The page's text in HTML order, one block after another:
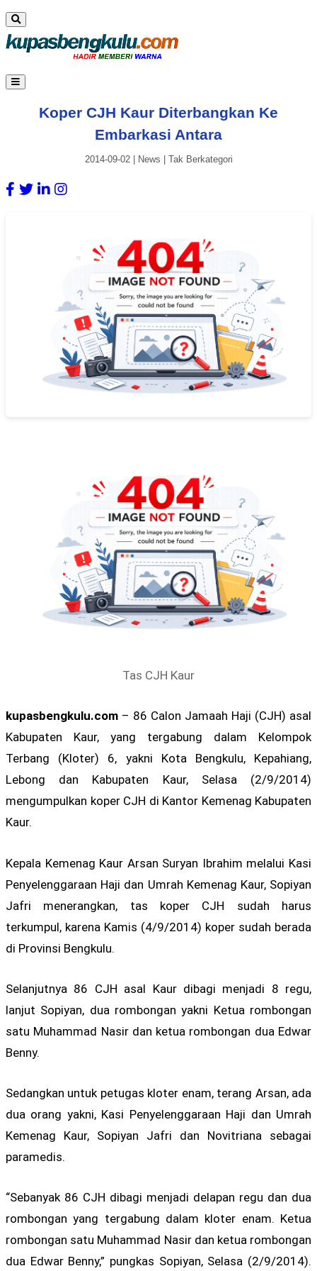
Koper CJH Kaur Diterbangkan Ke
Embarkasi Antara
2014-09-02| News Tak Berkategori
Tas CJH Kaur
kupasbengkulu.com – 86 Calon Jamaah Haji (CJH) asal
Kabupaten Kaur, yang tergabung dalam Kelompok
Terbang (Kloter) 6, yakni Kota Bengkulu, Kepahiang,
Lebong dan Kabupaten Kaur, Selasa (2/9/2014)
mengumpulkan koper CJH di Kantor Kemenag Kabupaten
Kaur.
Kepala Kemenag Kaur Arsan Suryan Ibrahim melalui Kasi
Penyelenggaraan Haji dan Umrah Kemenag Kaur, Sopiyan
Jafri menerangkan, tas koper CJH sudah harus
terkumpul, karena Kamis (4/9/2014) koper sudah berada
di Provinsi Bengkulu.
Selanjutnya 86 CJH asal Kaur dibagi menjadi 8 regu,
lanjut Sopiyan, dua rombongan yakni Ketua rombongan
satu Muhammad Nasir dan ketua rombongan dua Edwar
Benny.
Sedangkan untuk petugas kloter enam, terang Arsan, ada
dua orang yakni, Kasi Penyelenggaraan Haji dan Umrah
Kemenag Kaur, Sopiyan Jafri dan Novitriana sebagai
paramedis.
“Sebanyak 86 CJH dibagi menjadi delapan regu dan dua
rombongan yang tergabung dalam kloter enam. Ketua
rombongan satu Muhammad Nasir dan ketua rombongan
dua Edwar Benny,” pungkas Sopiyan, Selasa (2/9/2014).